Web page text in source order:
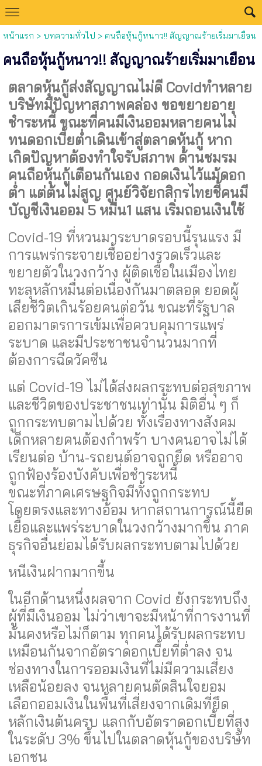
หน้าแรก > บทความทั่วไป > คนถือหุ้นกู้หนาว!! สัญญาณร้ายเริ่มมาเยือน
คนถือหุ้นกู้หนาว!! สัญญาณร้ายเริ่มมาเยือน
ตลาดหุ้นกู้ส่งสัญญาณไม่ดี Covidทำหลาย
บริษัทมีปัญหาสภาพคล่อง ขอขยายอายุ
ชำระหนี้ ขณะที่คนมีเงินออมหลายคนไม่
ทนดอกเบี้ยต่ำเดินเข้าสู่ตลาดหุ้นกู้ หาก
เกิดปัญหาต้องทำใจรับสภาพ ด้านชมรม
คนถือหุ้นกู้เตือนกันเอง กอดเงินไว้แม้ดอก
ต่ำ แต่ต้นไม่สูญ ศูนย์วิจัยกสิกรไทยชี้คนมี
บัญชีเงินออม 5 หมื่น1 แสน เริ่มถอนเงินใช้
Covid-19 ที่หวนมาระบาดรอบนี้รุนแรง มี
การแพร่กระจายเชื้ออย่างรวดเร็วและ
ขยายตัวในวงกว้าง ผู้ติดเชื้อในเมืองไทย
ทะลุหลักหมื่นต่อเนื่องกันมาตลอด ยอดผู้
เสียชีวิตเกินร้อยคนต่อวัน ขณะที่รัฐบาล
ออกมาตรการเข้มเพื่อควบคุมการแพร่
ระบาด และมีประชาชนจำนวนมากที่
ต้องการฉีดวัคซีน
แต่ Covid-19 ไม่ได้ส่งผลกระทบต่อสุขภาพ
และชีวิตของประชาชนเท่านั้น มิติอื่น ๆ ก็
ถูกกระทบตามไปด้วย ทั้งเรื่องทางสังคม
เด็กหลายคนต้องกำพร้า บางคนอาจไม่ได้
เรียนต่อ บ้าน-รถยนต์อาจถูกยึด หรืออาจ
ถูกฟ้องร้องบังคับเพื่อชำระหนี้
ขณะที่ภาคเศรษฐกิจมีทั้งถูกกระทบ
โดยตรงและทางอ้อม หากสถานการณ์นี้ยืด
เยื้อและแพร่ระบาดในวงกว้างมากขึ้น ภาค
ธุรกิจอื่นย่อมได้รับผลกระทบตามไปด้วย
หนีเงินฝากมากขึ้น
ในอีกด้านหนึ่งผลจาก Covid ยังกระทบถึง
ผู้ที่มีเงินออม ไม่ว่าเขาจะมีหน้าที่การงานที่
มั่นคงหรือไม่ก็ตาม ทุกคนได้รับผลกระทบ
เหมือนกันจากอัตราดอกเบี้ยที่ต่ำลง จน
ช่องทางในการออมเงินที่ไม่มีความเสี่ยง
เหลือน้อยลง จนหลายคนตัดสินใจยอม
เลือกออมเงินในพื้นที่เสี่ยงจากเดิมที่ยึด
หลักเงินต้นครบ แลกกับอัตราดอกเบี้ยที่สูง
ในระดับ 3% ขึ้นไปในตลาดหุ้นกู้ของบริษัท
เอกชน